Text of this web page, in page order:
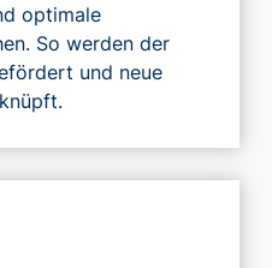
optimale
So werden der
und neue